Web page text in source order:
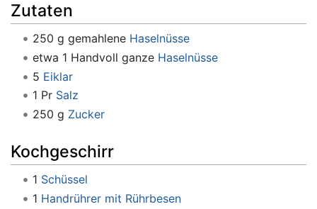
Zutaten
250 g gemahlene Haselnüsse
etwa 1 Handvoll ganze Haselnüsse
5 Eiklar
1 Pr Salz
250 g Zucker
Kochgeschirr
1 Schüssel
1 Handrührer mit Rührbesen